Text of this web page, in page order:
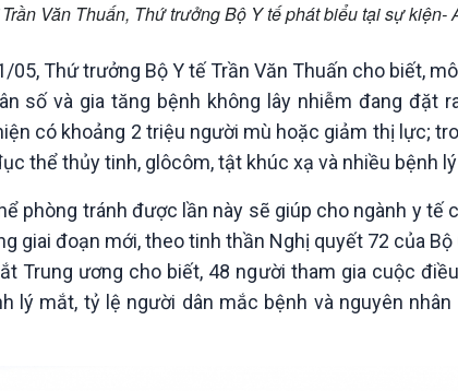
Văn Thuấn, Thứ trưởng Bộ Y tế phát biểu tại sự kiện-
05, Thứ trưởng Bộ Y tế Trần Văn Thuấn cho biết,
số và gia tăng bệnh không lây nhiễm đang đặt
có khoảng 2 triệu người mù hoặc giảm thị lực;
thể thủy tinh, glôcôm, tật khúc xạ và nhiều bệnh
phòng tránh được lần này sẽ giúp cho ngành y
giai đoạn mới, theo tinh thần Nghị quyết 72 của Bộ
Trung ương cho biết, 48 người tham gia cuộc
lý mắt, tỷ lệ người dân mắc bệnh và nguyên